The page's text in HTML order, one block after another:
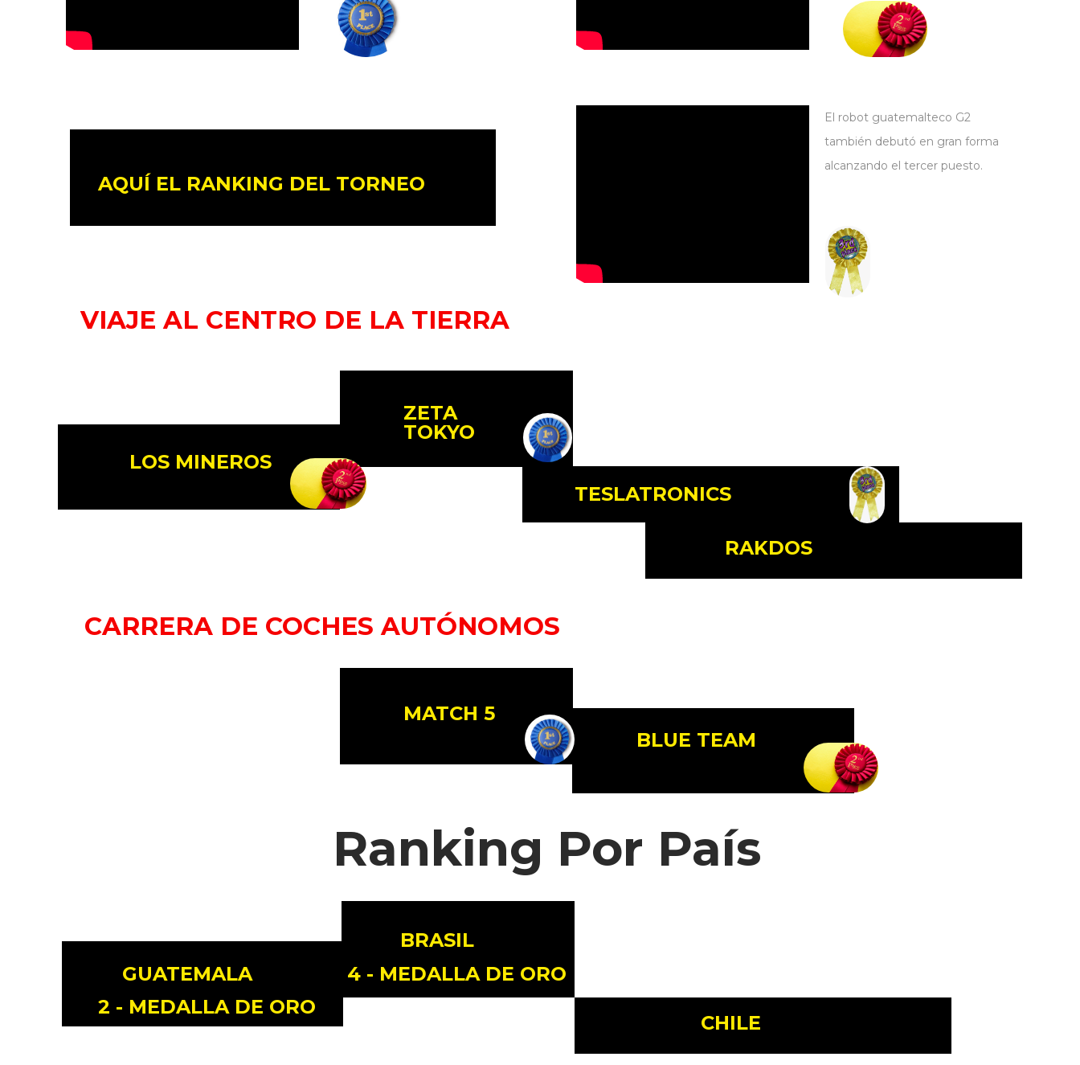
AQUÍ EL RANKING DEL TORNEO
El robot guatemalteco G2
también debutó en gran forma
alcanzando el tercer puesto.
VIAJE AL CENTRO DE LA TIERRA
ZETA
TOKYO
LOS MINEROS
TESLATRONICS
RAKDOS
CARRERA DE COCHES AUTÓNOMOS
MATCH 5
BLUE TEAM
Ranking Por País
BRASIL
4 - MEDALLA DE ORO
GUATEMALA
2 - MEDALLA DE ORO
CHILE